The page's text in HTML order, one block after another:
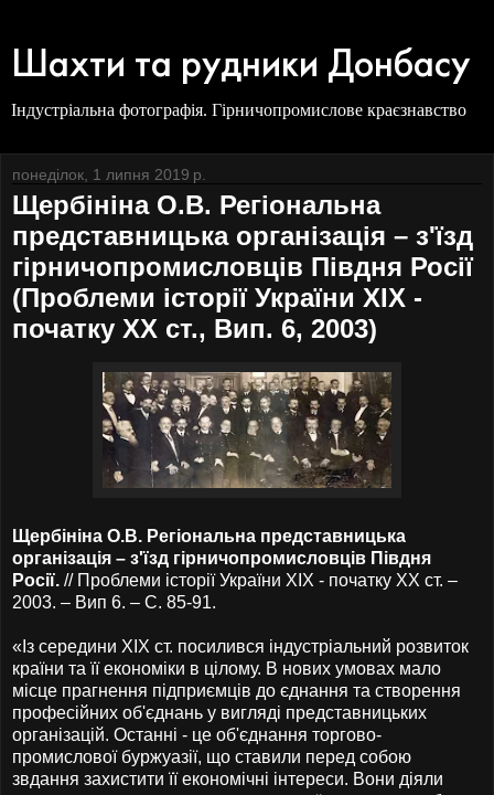
Шахти та рудники Донбасу
Індустріальна фотографія. Гірничопромислове краєзнавство
понеділок, 1 липня 2019 р.
Щербініна О.В. Регіональна
представницька організація – з'їзд
гірничопромисловців Півдня Росії
(Проблеми історії України ХІХ -
початку ХХ ст., Вип. 6, 2003)
Щербініна О.В. Регіональна представницька
організація – з'їзд гірничопромисловців Півдня
Росії. // Проблеми історії України ХІХ - початку ХХ ст. –
2003. – Вип 6. – С. 85-91.
«Із середини XIX ст. посилився індустріальний розвиток
країни та її економіки в цілому. В нових умовах мало
місце прагнення підприємців до єднання та створення
професійних об'єднань у вигляді представницьких
організацій. Останні - це об'єднання торгово-
промислової буржуазії, що ставили перед собою
звдання захистити її економічні інтереси. Вони діяли